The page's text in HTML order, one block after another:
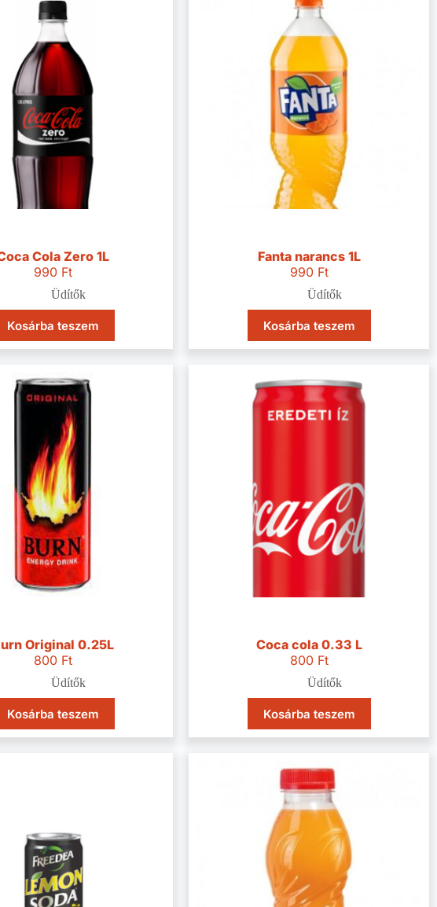
Cola Zero 1L
990 Ft
Üdítők
Kosárba teszem
Fanta narancs 1L
990 Ft
Üdítők
Kosárba teszem
Original 0.25L
800 Ft
Üdítők
Kosárba teszem
Coca cola 0.33 L
800 Ft
Üdítők
Kosárba teszem